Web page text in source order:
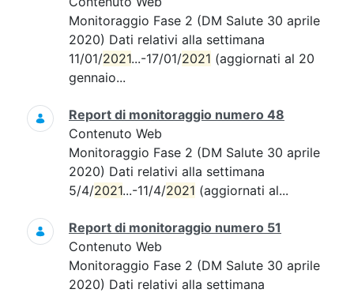
Monitoraggio Fase 2 (DM Salute 30 aprile
2020) Dati relativi alla settimana
11/01/2021...-17/01/2021 (aggiornati al 20
gennaio...
Report di monitoraggio numero 48
Contenuto Web
Monitoraggio Fase 2 (DM Salute 30 aprile
2020) Dati relativi alla settimana
5/4/2021...-11/4/2021 (aggiornati al...
Report di monitoraggio numero 51
Contenuto Web
Monitoraggio Fase 2 (DM Salute 30 aprile
2020) Dati relativi alla settimana